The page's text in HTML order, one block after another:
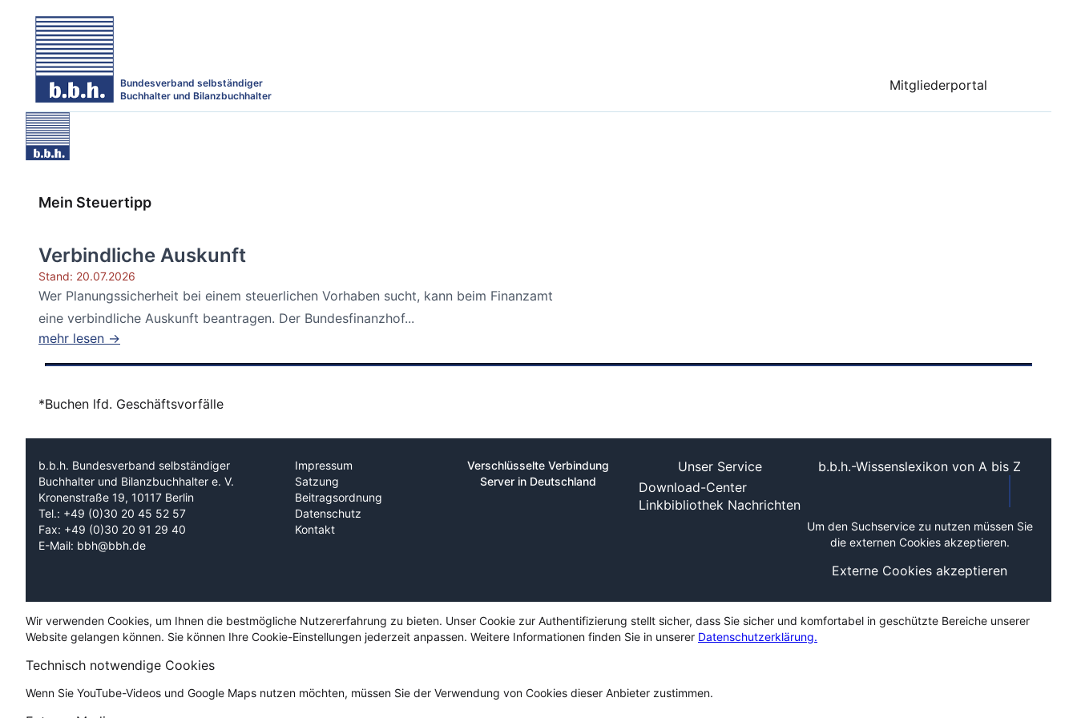
Bundesverband selbständiger
Buchhalter und Bilanzbuchhalter
Mitgliederportal
Mein Steuertipp
Verbindliche Auskunft
Stand: 20.07.2026
Wer Planungssicherheit bei einem steuerlichen Vorhaben sucht, kann beim Finanzamt
eine verbindliche Auskunft beantragen. Der Bundesfinanzhof...
mehr lesen →
*Buchen lfd. Geschäftsvorfälle
b.b.h. Bundesverband selbständiger
Buchhalter und Bilanzbuchhalter e. V.
Kronenstraße 19, 10117 Berlin
Tel.: +49 (0)30 20 45 52 57
Fax: +49 (0)30 20 91 29 40
E-Mail: bbh@bbh.de
Impressum
Satzung
Beitragsordnung
Datenschutz
Kontakt
Verschlüsselte Verbindung
Server in Deutschland
Unser Service
Download-Center
Linkbibliothek Nachrichten
b.b.h.-Wissenslexikon von A bis Z
Um den Suchservice zu nutzen müssen Sie
die externen Cookies akzeptieren.
Externe Cookies akzeptieren
Wir verwenden Cookies, um Ihnen die bestmögliche Nutzererfahrung zu bieten. Unser Cookie zur Authentifizierung stellt sicher, dass Sie sicher und komfortabel in geschützte Bereiche unserer
Website gelangen können. Sie können Ihre Cookie-Einstellungen jederzeit anpassen. Weitere Informationen finden Sie in unserer Datenschutzerklärung.
Technisch notwendige Cookies
Wenn Sie YouTube-Videos und Google Maps nutzen möchten, müssen Sie der Verwendung von Cookies dieser Anbieter zustimmen.